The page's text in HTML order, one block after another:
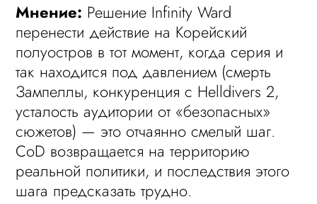
Мнение: Решение Infinity Ward
перенести действие на Корейский
полуостров в тот момент, когда серия и
так находится под давлением (смерть
Зампеллы, конкуренция с Helldivers 2,
усталость аудитории от «безопасных»
сюжетов) — это отчаянно смелый шаг.
CoD возвращается на территорию
реальной политики, и последствия этого
шага предсказать трудно.